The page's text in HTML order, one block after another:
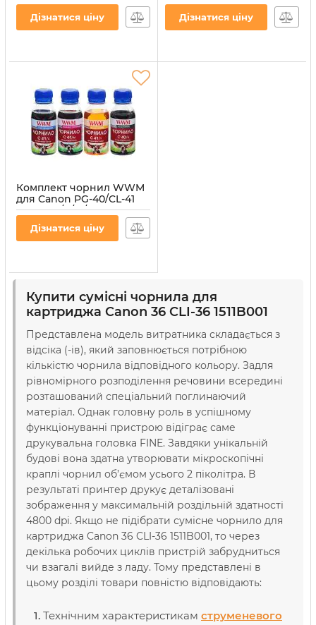
водорозчинне (C41/M)
Артикул:
Дізнатися ціну
водорозчинне (C41/C)
Артикул:
Дізнатися ціну
Комплект чорнил WWM
для Canon PG-40/CL-41
4х100г B/C/M/Y
водорозчинний
(C40/41SET-2)
Дізнатися ціну
Купити сумісні чорнила для
картриджа Canon 36 CLI-36 1511B001
Представлена модель витратника складається з
відсіка (-ів), який заповнюється потрібною
кількістю чорнила відповідного кольору. Задля
рівномірного розподілення речовини всередині
розташований спеціальний поглинаючий
матеріал. Однак головну роль в успішному
функціонуванні пристрою відіграє саме
друкувальна головка FINE. Завдяки унікальній
будові вона здатна утворювати мікроскопічні
краплі чорнил об’ємом усього 2 піколітра. В
результаті принтер друкує деталізовані
зображення у максимальній роздільній здатності
4800 dpi. Якщо не підібрати сумісне чорнило для
картриджа Canon 36 CLI-36 1511B001, то через
декілька робочих циклів пристрій забрудниться
чи взагалі вийде з ладу. Тому представлені в
цьому розділі товари повністю відповідають:
Технічним характеристикам струменевого